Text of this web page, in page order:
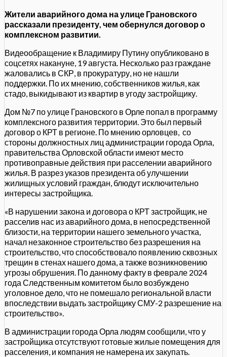
Жители аварийного дома на улице Грановского
рассказали президенту, чем обернулся договор о
комплексном развитии.
Видеообращение к Владимиру Путину опубликовано в
соцсетях накануне, 19 августа. Несколько раз граждане
жаловались в СКР, в прокуратуру, но не нашли
поддержки. По их мнению, собственников жилья, как
стадо, выкидывают из квартир в угоду застройщику.
Дом №7 по улице Грановского в Орле попал в программу
комплексного развития территории. Это был первый
договор о КРТ в регионе. По мнению орловцев, со
стороны должностных лиц администрации города Орла,
правительства Орловской области имеют место
противоправные действия при расселении аварийного
жилья. В разрез указов президента об улучшении
жилищных условий граждан, блюдут исключительно
интересы застройщика.
«В нарушении закона и договора о КРТ застройщик, не
расселив нас из аварийного дома, в непосредственной
близости, на территории нашего земельного участка,
начал незаконное строительство без разрешения на
строительство, что способствовало появлению сквозных
трещин в стенах нашего дома, а также возникновению
угрозы обрушения. По данному факту в феврале 2024
года Следственным комитетом было возбуждено
уголовное дело, что не помешало региональной власти
впоследствии выдать застройщику СМУ-2 разрешение на
строительство».
В администрации города Орла людям сообщили, что у
застройщика отсутствуют готовые жилые помещения для
расселения, и компания не намерена их закупать.